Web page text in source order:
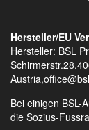
Hersteller/EU
Hersteller: BSL
Bei einigen BSL-
die Sozius-